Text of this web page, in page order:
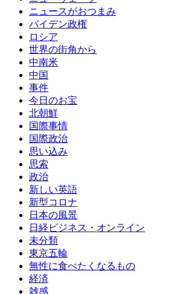
ニュースがおつまみ
バイデン政権
ロシア
世界の街角から
中南米
中国
事件
今日のお宝
北朝鮮
国際事情
国際政治
思い込み
思索
政治
新しい英語
新型コロナ
日本の風景
日経ビジネス・オンライン
未分類
東京五輪
無性に食べたくなるもの
経済
雑感